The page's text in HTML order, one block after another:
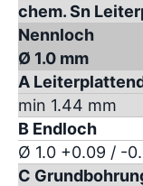
chem. Sn
Nennloch
Ø 1.0 mm
A
min 1.44 mm
B Endloch
Ø 1.0 +0.09 / -
C